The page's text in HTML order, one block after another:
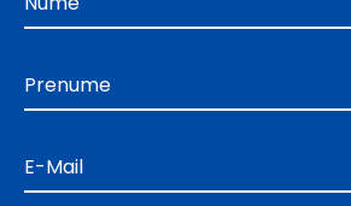
Prenume
E-Mail